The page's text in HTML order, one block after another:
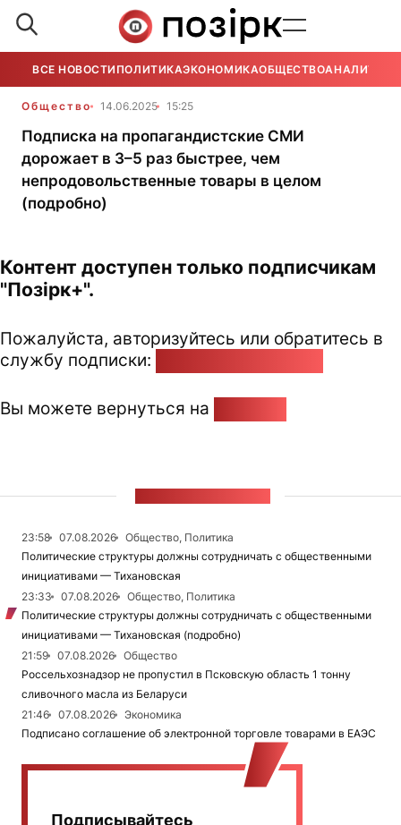
ВСЕ НОВОСТИ ПОЛИТИКАЭКОНОМИКАОБЩЕСТВОАНАЛИТИКА
Общество 14.06.2025 15:25
Подписка на пропагандистские СМИ
дорожает в 3–5 раз быстрее, чем
непродовольственные товары в целом
(подробно)
Контент доступен только подписчикам
"Позірк+".
Пожалуйста, авторизуйтесь или обратитесь в
службу подписки:
Вы можете вернуться на
23:58 07.08.2026
Общество, Политика
Политические структуры должны сотрудничать с общественными
инициативами — Тихановская
23:33
07.08.2026
Общество, Политика
Политические структуры должны сотрудничать с общественными
инициативами — Тихановская (подробно)
21:59
07.08.2026
Общество
Россельхознадзор не пропустил в Псковскую область 1 тонну
сливочного масла из Беларуси
21:46
07.08.2026
Экономика
Подписано соглашение об электронной торговле товарами в ЕАЭС
Подписывайтесь